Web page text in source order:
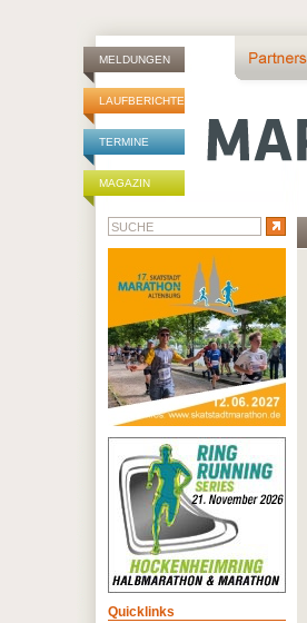
MELDUNGEN
LAUFBERICHTE
TERMINE
MAGAZIN
Quicklinks